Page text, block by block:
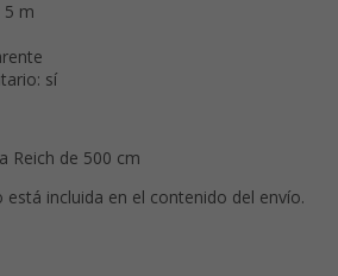
5 m
sí
Reich de 500 cm
está incluida en el contenido del envío.